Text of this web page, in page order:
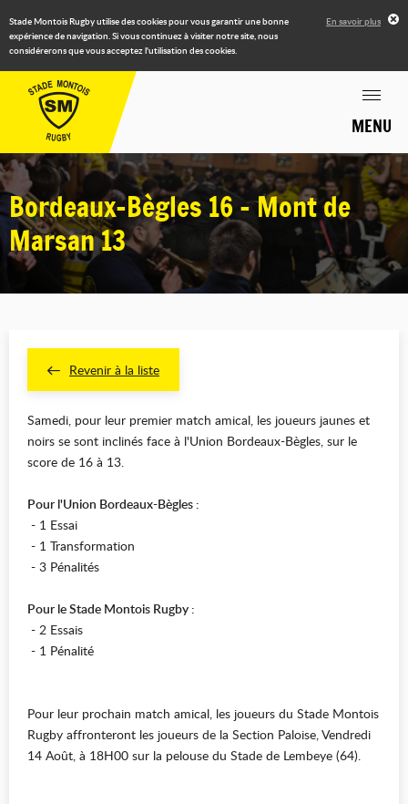
Stade Montois Rugby utilise des cookies pour vous garantir une bonne
expérience de navigation. Si vous continuez à visiter notre site, nous
considérerons que vous acceptez l'utilisation des cookies.
En savoir plus
MENU
Bordeaux-Bègles 16 - Mont de
Marsan 13
Revenir à la liste
Samedi, pour leur premier match amical, les joueurs jaunes et
noirs se sont inclinés face à l'Union Bordeaux-Bègles, sur le
score de 16 à 13.
Pour l'Union Bordeaux-Bègles :
- 1 Essai
- 1 Transformation
- 3 Pénalités
Pour le Stade Montois Rugby :
- 2 Essais
- 1 Pénalité
Pour leur prochain match amical, les joueurs du Stade Montois
Rugby affronteront les joueurs de la Section Paloise, Vendredi
14 Août, à 18H00 sur la pelouse du Stade de Lembeye (64).